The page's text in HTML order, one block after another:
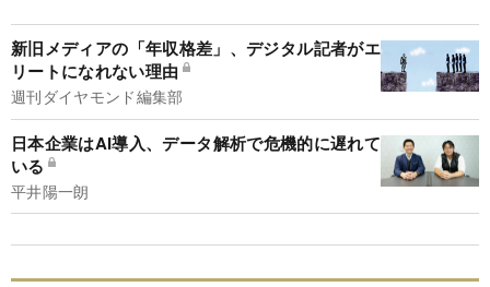
新旧メディアの「年収格差」、デジタル記者がエ
リートになれない理由
週刊ダイヤモンド編集部
日本企業はAI導入、データ解析で危機的に遅れて
いる
平井陽一朗